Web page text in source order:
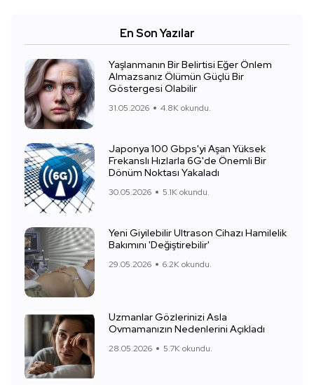
En Son Yazılar
Yaşlanmanın Bir Belirtisi Eğer Önlem
Almazsanız Ölümün Güçlü Bir
Göstergesi Olabilir
31.05.2026 4.8K okundu.
Japonya 100 Gbps'yi Aşan Yüksek
Frekanslı Hızlarla 6G'de Önemli Bir
Dönüm Noktası Yakaladı
30.05.2026 5.1K okundu.
Yeni Giyilebilir Ultrason Cihazı Hamilelik
Bakımını 'Değiştirebilir'
29.05.2026 6.2K okundu.
Uzmanlar Gözlerinizi Asla
Ovmamanızın Nedenlerini Açıkladı
28.05.2026 5.7K okundu.